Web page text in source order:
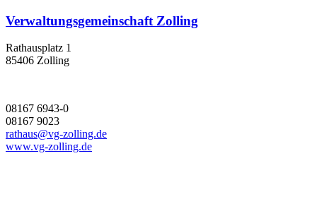
Verwaltungsgemeinschaft Zolling
Rathausplatz 1
85406 Zolling
08167 6943-0
08167 9023
rathaus@vg-zolling.de
www.vg-zolling.de